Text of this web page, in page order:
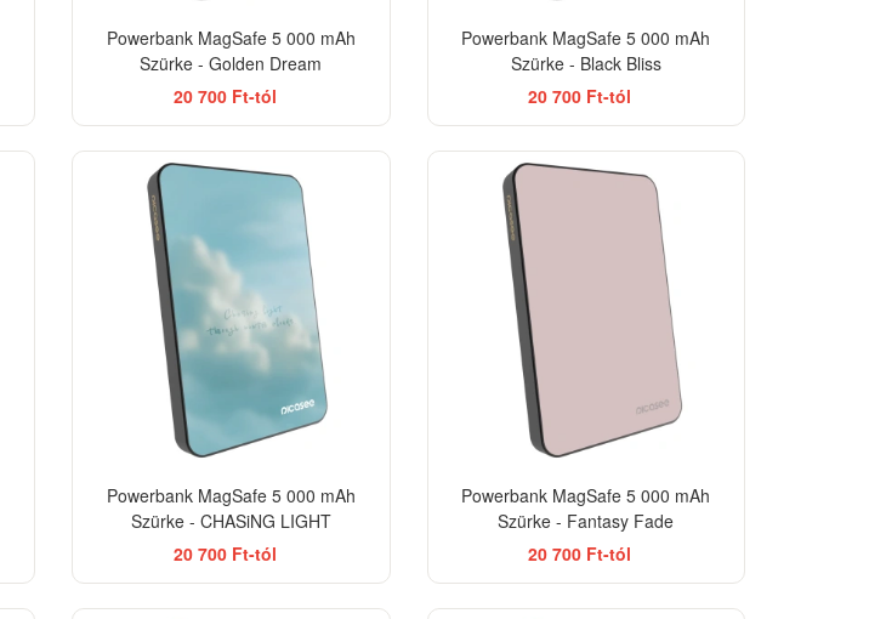
Powerbank MagSafe 5 000 mAh
Szürke - Golden Dream
20 700 Ft-tól
Powerbank MagSafe 5 000 mAh
Szürke - Black Bliss
20 700 Ft-tól
Powerbank MagSafe 5 000 mAh
Szürke - CHASiNG LIGHT
20 700 Ft-tól
Powerbank MagSafe 5 000 mAh
Szürke - Fantasy Fade
20 700 Ft-tól